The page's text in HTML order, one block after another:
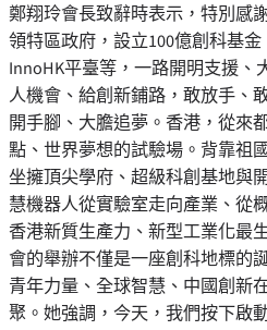
鄭翔玲會長致辭時表示，特別感
領特區政府，設立100億創科基金
InnoHK平臺等，一路開明支援、
人機會、給創新鋪路，敢放手、
開手腳、大膽追夢。香港，從來
點、世界夢想的試驗場。背靠祖
坐擁頂尖學府、超級科創基地與
慧機器人從實驗室走向產業、從
香港新質生產力、新型工業化最
會的舉辦不僅是一座創科地標的
青年力量、全球智慧、中國創新
聚。她強調，今天，我們按下啟